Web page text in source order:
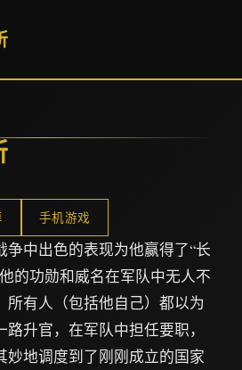
手机游戏
争中出色的表现为他赢得了“长
的功勋和威名在军队中无人不
所有人（包括他自己）都以为
升官，在军队中担任要职，
妙地调度到了刚刚成立的国家